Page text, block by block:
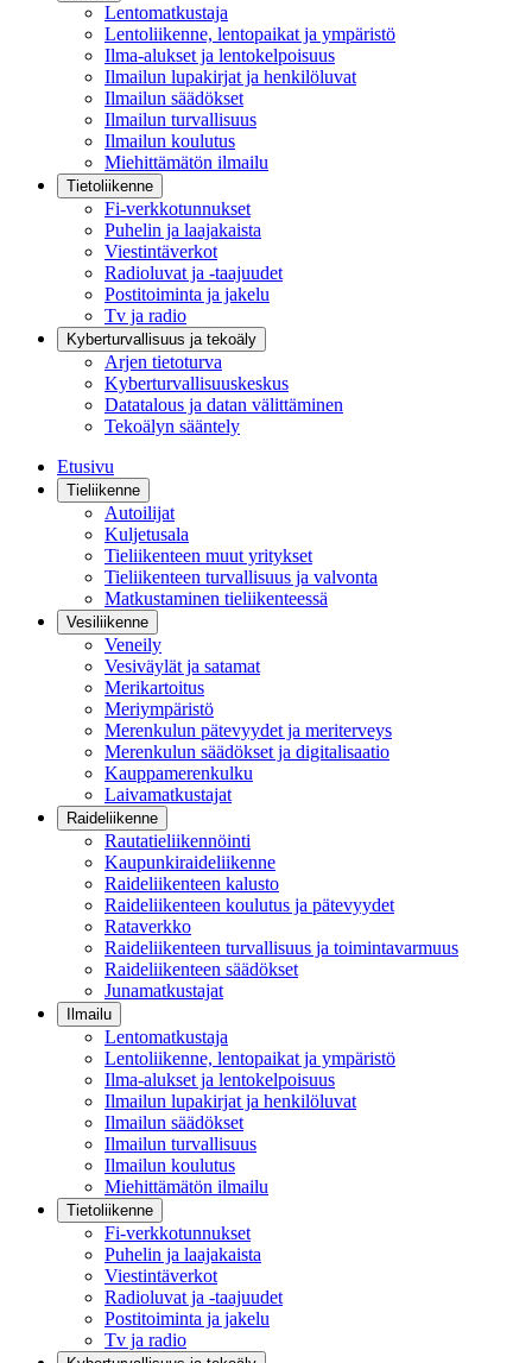
Lentomatkustaja
Lentoliikenne, lentopaikat ja ympäristö
Ilma-alukset ja lentokelpoisuus
Ilmailun lupakirjat ja henkilöluvat
Ilmailun säädökset
Ilmailun turvallisuus
Ilmailun koulutus
Miehittämätön ilmailu
Tietoliikenne
Fi-verkkotunnukset
Puhelin ja laajakaista
Viestintäverkot
Radioluvat ja -taajuudet
Postitoiminta ja jakelu
Tv ja radio
Kyberturvallisuus ja tekoäly
Arjen tietoturva
Kyberturvallisuuskeskus
Datatalous ja datan välittäminen
Tekoälyn sääntely
Etusivu
Tieliikenne
Autoilijat
Kuljetusala
Tieliikenteen muut yritykset
Tieliikenteen turvallisuus ja valvonta
Matkustaminen tieliikenteessä
Vesiliikenne
Veneily
Vesiväylät ja satamat
Merikartoitus
Meriympäristö
Merenkulun pätevyydet ja meriterveys
Merenkulun säädökset ja digitalisaatio
Kauppamerenkulku
Laivamatkustajat
Raideliikenne
Rautatieliikennöinti
Kaupunkiraideliikenne
Raideliikenteen kalusto
Raideliikenteen koulutus ja pätevyydet
Rataverkko
Raideliikenteen turvallisuus ja toimintavarmuus
Raideliikenteen säädökset
Junamatkustajat
Ilmailu
Lentomatkustaja
Lentoliikenne, lentopaikat ja ympäristö
Ilma-alukset ja lentokelpoisuus
Ilmailun lupakirjat ja henkilöluvat
Ilmailun säädökset
Ilmailun turvallisuus
Ilmailun koulutus
Miehittämätön ilmailu
Tietoliikenne
Fi-verkkotunnukset
Puhelin ja laajakaista
Viestintäverkot
Radioluvat ja -taajuudet
Postitoiminta ja jakelu
Tv ja radio